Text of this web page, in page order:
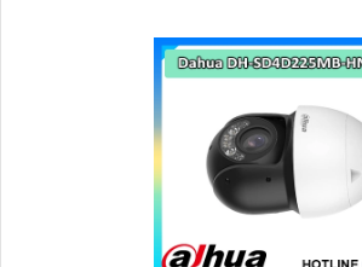
thông, hồng ngoại 30m